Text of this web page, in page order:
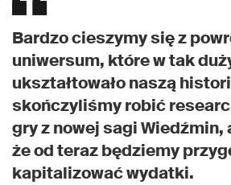
Bardzo cieszymy się z
uniwersum, które w tak
ukształtowało naszą
skończyliśmy robić
gry z nowej sagi Wiedźmin,
że od teraz będziemy
kapitalizować wydatki.